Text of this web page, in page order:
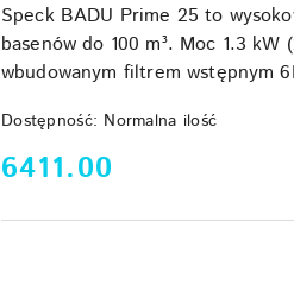
Speck BADU Prime 25 to
basenów do 100 m³. Moc 1.3
wbudowanym filtrem wstępnym
Dostępność: Normalna ilość
cena:
6411.00